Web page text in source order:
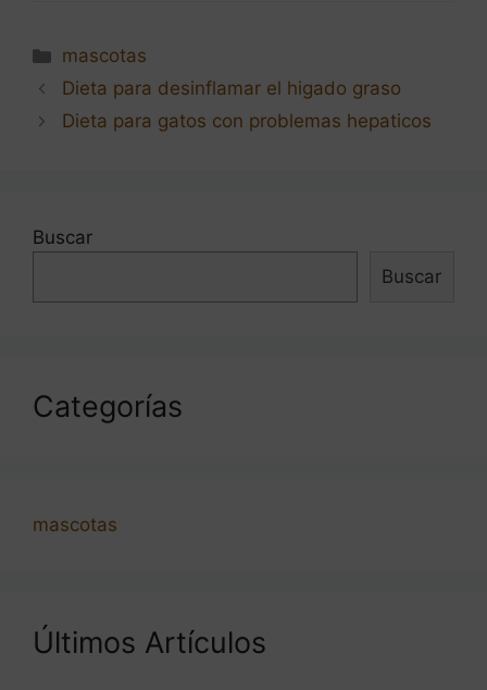
Categorías
mascotas
Navegación
de
Dieta para desinflamar el higado graso
Dieta para gatos con problemas hepaticos
Buscar
Buscar
Categorías
mascotas
Últimos Artículos